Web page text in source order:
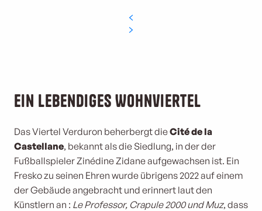
Ein lebendiges Wohnviertel
Das Viertel Verduron beherbergt dieCité de la
Castellane, bekannt als die Siedlung, in der der
Fußballspieler Zinédine Zidane aufgewachsen ist. Ein
Fresko zu seinen Ehren wurde übrigens 2022 auf einem
der Gebäude angebracht und erinnert laut den
Künstlern an : Le Professor, Crapule 2000 und Muz, dass